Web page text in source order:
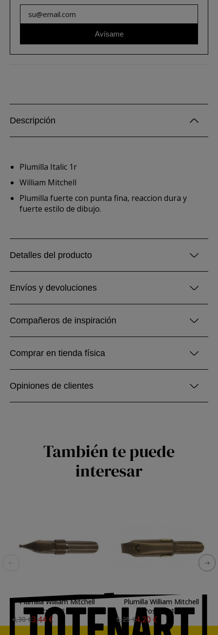
Avísame
Descripción
Plumilla Italic 1r
William Mitchell
Plumilla fuerte con punta fina, reaccion dura y
fuerte estilo de dibujo.
Detalles del producto
Envíos y devoluciones
Compañeros de inspiración
Comprar en tienda física
Opiniones de clientes
También te puede
interesar
Plumilla William Mitchell
Script nº 1,5
4,30 €3,44 €
Plumilla William Mitchell
Poster L14
5,25 €4,20 €